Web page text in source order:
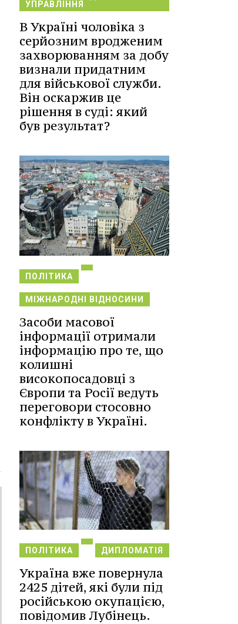
УПРАВЛІННЯ
В Україні чоловіка з
серйозним вродженим
захворюванням за добу
визнали придатним
для військової служби.
Він оскаржив це
рішення в суді: який
був результат?
ПОЛІТИКА
МІЖНАРОДНІ ВІДНОСИНИ
Засоби масової
інформації отримали
інформацію про те, що
колишні
високопосадовці з
Європи та Росії ведуть
переговори стосовно
конфлікту в Україні.
ПОЛІТИКА ДИПЛОМАТІЯ
Україна вже повернула
2425 дітей, які були під
російською окупацією,
повідомив Лубінець.